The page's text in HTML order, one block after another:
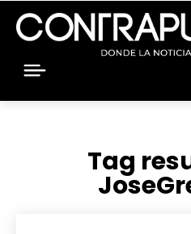
Tag